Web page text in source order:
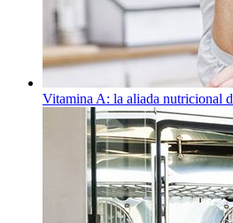
Vitamina A: la aliada nutricional